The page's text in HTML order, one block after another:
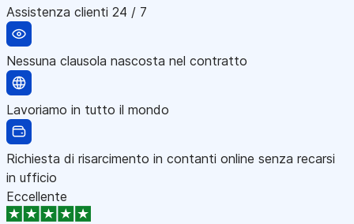
Assistenza clienti 24 / 7
Nessuna clausola nascosta nel contratto
Lavoriamo in tutto il mondo
Richiesta di risarcimento in contanti online senza recarsi
in ufficio
Eccellente